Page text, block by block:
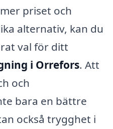
priset och
alternativ, kan du
val för ditt
i Orrefors. Att
och
bara en bättre
också trygghet i